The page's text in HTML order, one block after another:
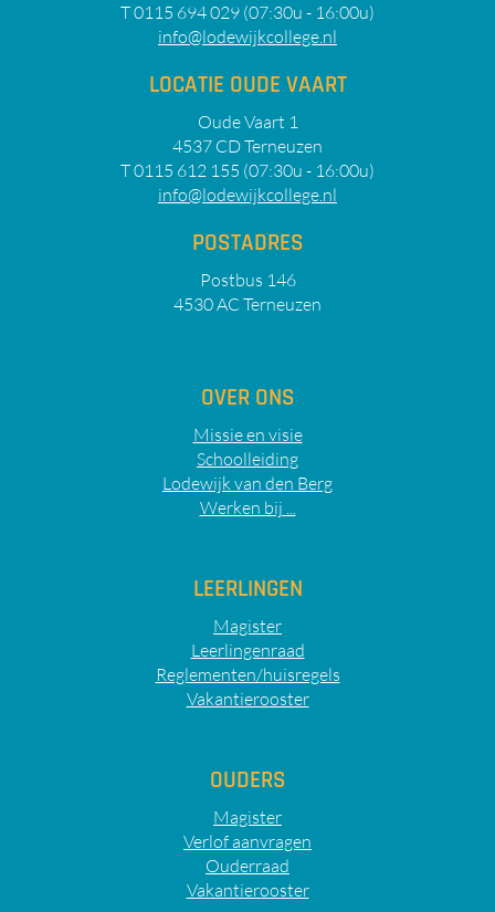
T 0115 694 029 (07:30u - 16:00u)
info@lodewijkcollege.nl
LOCATIE OUDE VAART
Oude Vaart 1
4537 CD Terneuzen
T 0115 612 155 (07:30u - 16:00u)
info@lodewijkcollege.nl
POSTADRES
Postbus 146
4530 AC Terneuzen
OVER ONS
Missie en visie
Schoolleiding
Lodewijk van den Berg
Werken bij ...
LEERLINGEN
Magister
Leerlingenraad
Reglementen/huisregels
Vakantierooster
OUDERS
Magister
Verlof aanvragen
Ouderraad
Vakantierooster